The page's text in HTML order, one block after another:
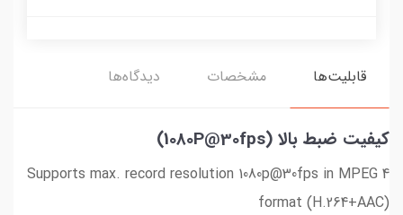
قابلیت‌ها مشخصات دیدگاه‌ها
کیفیت ضبط بالا (1080P@30fps)
Supports max. record resolution 1080p@30fps in MPEG 4
format (H.264+AAC)